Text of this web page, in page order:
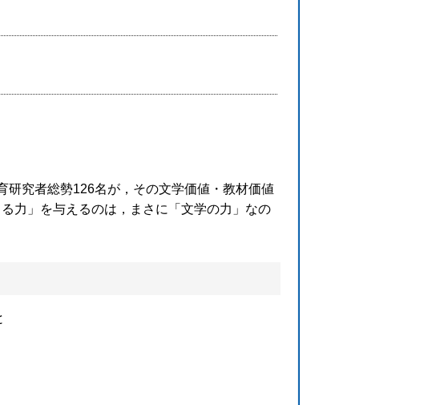
究者総勢126名が，その文学価値・教材価値
力」を与えるのは，まさに「文学の力」なの